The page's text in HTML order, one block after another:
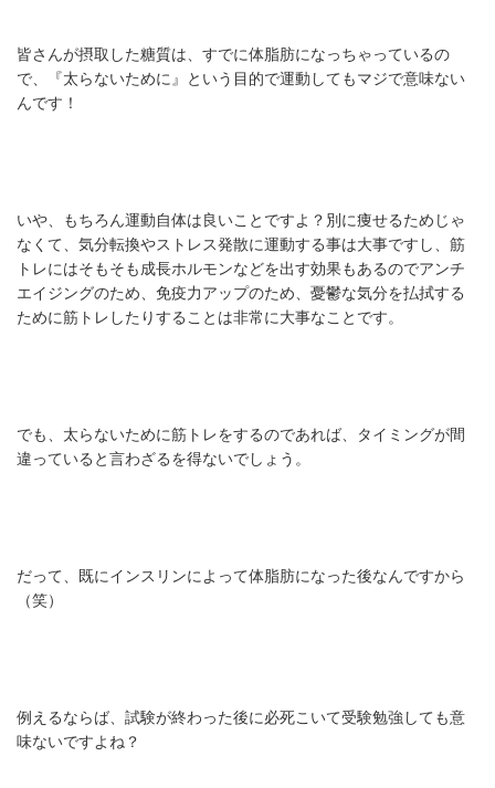
皆さんが摂取した糖質は、すでに体脂肪になっちゃっているの
で、『太らないために』という目的で運動してもマジで意味ない
んです！
いや、もちろん運動自体は良いことですよ？別に痩せるためじゃ
なくて、気分転換やストレス発散に運動する事は大事ですし、筋
トレにはそもそも成長ホルモンなどを出す効果もあるのでアンチ
エイジングのため、免疫力アップのため、憂鬱な気分を払拭する
ために筋トレしたりすることは非常に大事なことです。
でも、太らないために筋トレをするのであれば、タイミングが間
違っていると言わざるを得ないでしょう。
だって、既にインスリンによって体脂肪になった後なんですから
（笑）
例えるならば、試験が終わった後に必死こいて受験勉強しても意
味ないですよね？